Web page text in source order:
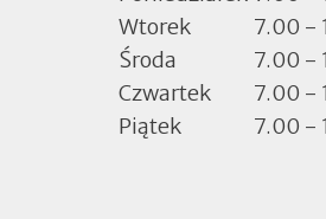
Wtorek
7.00 -
Środa
7.00 -
Czwartek
7.00 -
Piątek
7.00 -